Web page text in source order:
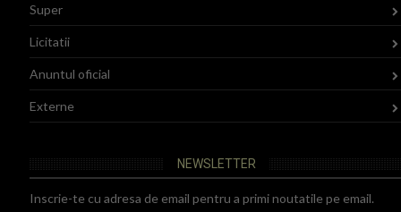
Super
Licitatii
Anuntul oficial
Externe
NEWSLETTER
Inscrie-te cu adresa de email pentru a primi noutatile pe email.